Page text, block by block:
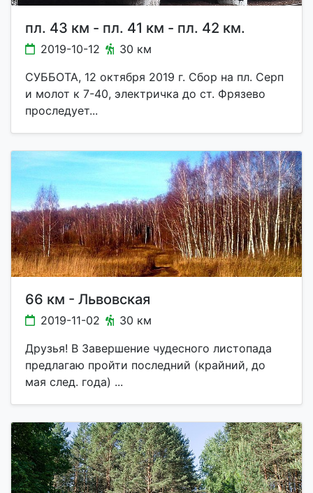
пл. 43 км - пл. 41 км - пл. 42 км.
2019-10-12
30 км
СУББОТА, 12 октября 2019 г. Сбор на пл. Серп
и молот к 7-40, электричка до ст. Фрязево
проследует...
66 км - Львовская
2019-11-02
30 км
Друзья! В Завершение чудесного листопада
предлагаю пройти последний (крайний, до
мая след. года) ...